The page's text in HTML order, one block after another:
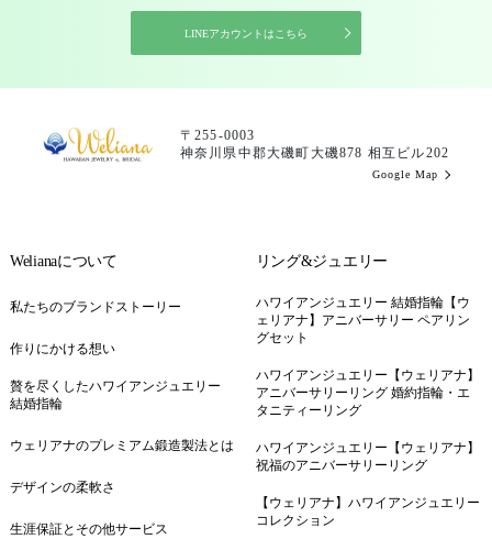
LINEアカウントはこちら
〒255-0003
神奈川県中郡大磯町大磯878 相互ビル202
Google Map
Welianaについて
私たちのブランドストーリー
作りにかける想い
贅を尽くしたハワイアンジュエリー
結婚指輪
ウェリアナのプレミアム鍛造製法とは
デザインの柔軟さ
生涯保証とその他サービス
リング&ジュエリー
ハワイアンジュエリー 結婚指輪【ウ
ェリアナ】アニバーサリー ペアリン
グセット
ハワイアンジュエリー【ウェリアナ】
アニバーサリーリング 婚約指輪・エ
タニティーリング
ハワイアンジュエリー【ウェリアナ】
祝福のアニバーサリーリング
【ウェリアナ】ハワイアンジュエリー
コレクション